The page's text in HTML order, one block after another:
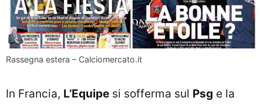
Rassegna estera – Calciomercato.it
In Francia, L’Equipe si sofferma sul Psg e la